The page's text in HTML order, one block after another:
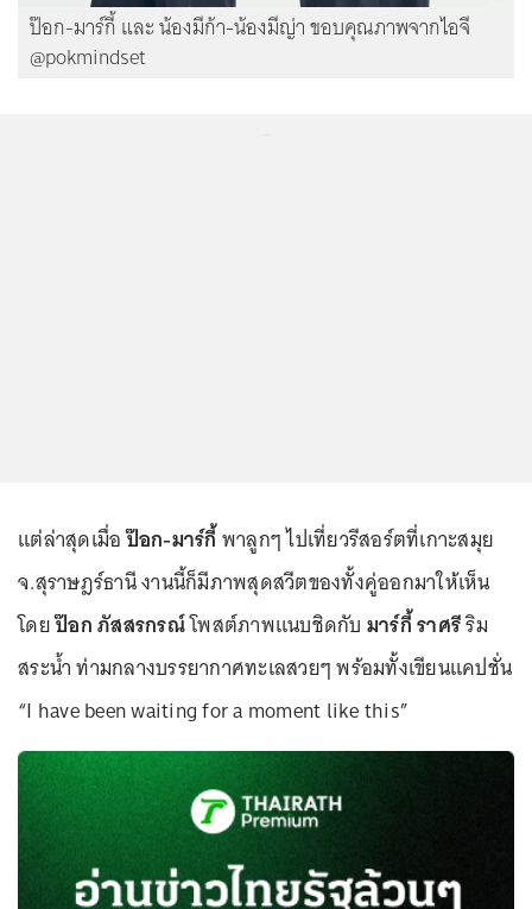
ป๊อก-มาร์กี้ และ น้องมีก้า-น้องมีญ่า ขอบคุณภาพจากไอจี
@pokmindset
แต่ล่าสุดเมื่อป๊อก-มาร์กี้พาลูกๆ ไปเที่ยวรีสอร์ตที่เกาะสมุย
จ.สุราษฎร์ธานี งานนี้ก็มีภาพสุดสวีตของทั้งคู่ออกมาให้เห็น
โดยป๊อก ภัสสรกรณ์โพสต์ภาพแนบชิดกับ มาร์กี้ ราศรีริม
สระน้ำ ท่ามกลางบรรยากาศทะเลสวยๆ พร้อมทั้งเขียนแคปชั่น
“I have been waiting for a moment like this”